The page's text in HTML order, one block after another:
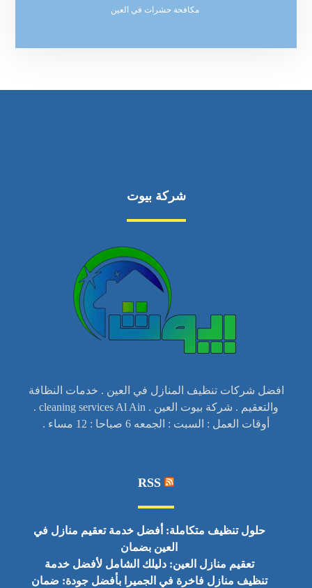
مكافحة حشرات في العين
شركة بيوت
افضل شركات تنظيف المنازل في العين . خدمات النظافة
والتعقيم . شركة بيوت العين . cleaning services Al Ain .
أوقات العمل : السبت : الجمعه 6 صباحا : 12 مساء .
RSS
حلول تنظيف متكاملة: أفضل خدمة تعقيم منازل في
العين بضمان
تعقيم منازل العين: دليلك الشامل لأفضل خدمة
تنظيف منازل فاخرة في الجميرا بأفضل جودة: ضمان